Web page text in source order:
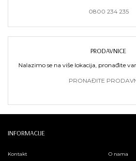
0800 234 235
PRODAVNICE
Nalazimo se na više lokacija, pronađite
PRONAĐITE
INFORMACIJE
Kontakt O nama